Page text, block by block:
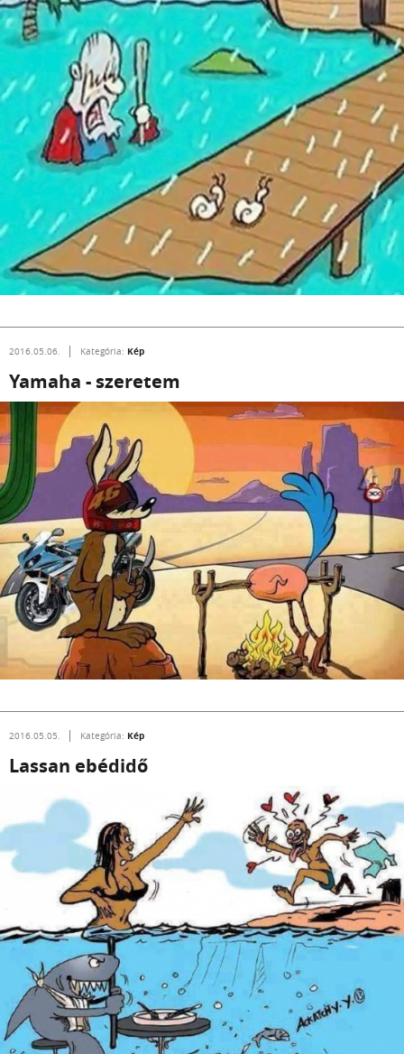
2016.05.06. Kategória: Kép
Yamaha - szeretem
2016.05.05. Kategória: Kép
Lassan ebédidő